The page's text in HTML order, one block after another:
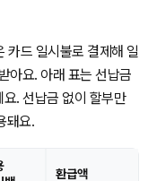
드 일시불로 결제해 일
아요. 아래 표는 선납금
. 선납금 없이 할부만
돼요.
환급액